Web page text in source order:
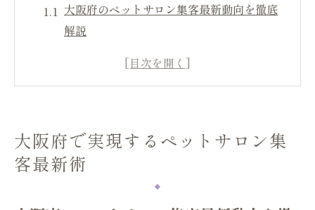
大阪府のペットサロン集客最新動向を徹底
解説
ネット集客で差がつくペットサロンの戦略
地域密着型ペットサロンの魅力と集客効果
ネット口コミが広げるペットサロンの評判
ペットサロンのネット集客なら今押さえたいポ
大阪府で実現するペットサロン集
客最新術